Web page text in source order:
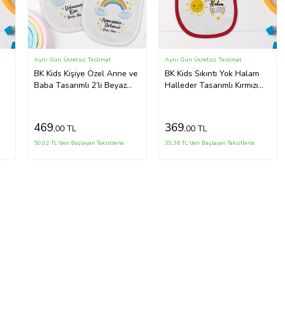
BK Kids Kişiye Özel Anne ve
Baba Tasarımlı 2’li Beyaz
Aynı Gün Ücretsiz Teslimat
469,00 TL
50,02 TL'den Başlayan Taksitlerle
BK Kids Sıkıntı Yok Halam
Halleder Tasarımlı Kırmızı
Aynı Gün Ücretsiz Teslimat
369,00 TL
39,36 TL'den Başlayan Taksitlerle